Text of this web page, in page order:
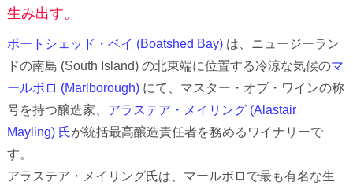
生み出す。
ボートシェッド・ベイ (Boatshed Bay)は、ニュージーラン
ドの南島 (South Island) の北東端に位置する冷涼な気候のマ
ールボロ (Marlborough) にて、マスター・オブ・ワインの称
号を持つ醸造家、 アラステア・メイリング (Alastair
Mayling) 氏が統括最高醸造責任者を務めるワイナリーで
す。
アラステア・メイリング氏は、マールボロで最も有名な生